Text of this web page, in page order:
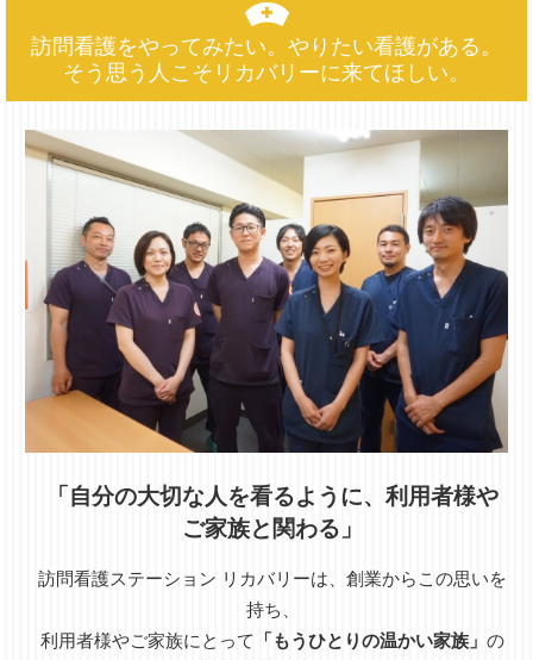
訪問看護をやってみたい。やりたい看護がある。
そう思う人こそリカバリーに来てほしい。
「自分の大切な人を看るように、利用者様や
ご家族と関わる」
訪問看護ステーション リカバリーは、創業からこの思いを
持ち、
利用者様やご家族にとって
「もうひとりの温かい家族」 の